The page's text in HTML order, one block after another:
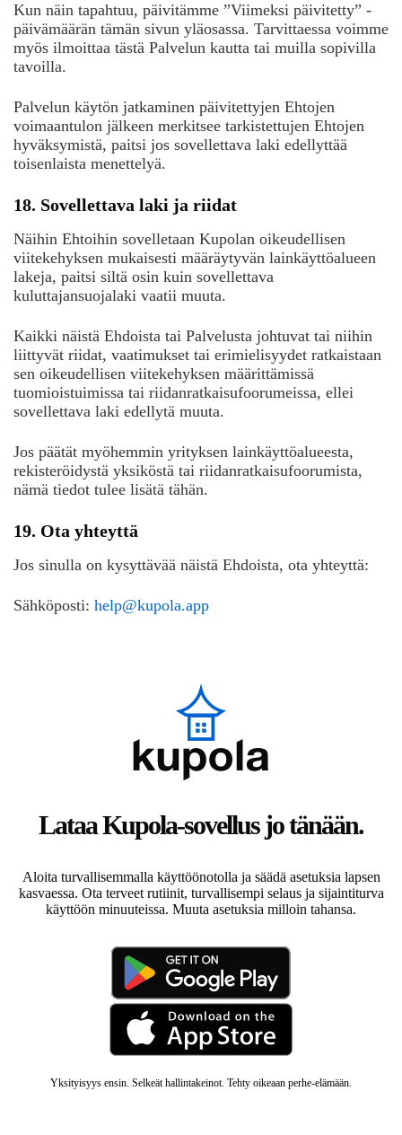
Kun näin tapahtuu, päivitämme ”Viimeksi päivitetty” -
päivämäärän tämän sivun yläosassa. Tarvittaessa voimme
myös ilmoittaa tästä Palvelun kautta tai muilla sopivilla
tavoilla.
Palvelun käytön jatkaminen päivitettyjen Ehtojen
voimaantulon jälkeen merkitsee tarkistettujen Ehtojen
hyväksymistä, paitsi jos sovellettava laki edellyttää
toisenlaista menettelyä.
18. Sovellettava laki ja riidat
Näihin Ehtoihin sovelletaan Kupolan oikeudellisen
viitekehyksen mukaisesti määräytyvän lainkäyttöalueen
lakeja, paitsi siltä osin kuin sovellettava
kuluttajansuojalaki vaatii muuta.
Kaikki näistä Ehdoista tai Palvelusta johtuvat tai niihin
liittyvät riidat, vaatimukset tai erimielisyydet ratkaistaan
sen oikeudellisen viitekehyksen määrittämissä
tuomioistuimissa tai riidanratkaisufoorumeissa, ellei
sovellettava laki edellytä muuta.
Jos päätät myöhemmin yrityksen lainkäyttöalueesta,
rekisteröidystä yksiköstä tai riidanratkaisufoorumista,
nämä tiedot tulee lisätä tähän.
19. Ota yhteyttä
Jos sinulla on kysyttävää näistä Ehdoista, ota yhteyttä:
Sähköposti: help@kupola.app
Lataa Kupola-sovellus jo tänään.
Aloita turvallisemmalla käyttöönotolla ja säädä asetuksia lapsen
kasvaessa. Ota terveet rutiinit, turvallisempi selaus ja sijaintiturva
käyttöön minuuteissa. Muuta asetuksia milloin tahansa.
Yksityisyys ensin. Selkeät hallintakeinot. Tehty oikeaan perhe-elämään.